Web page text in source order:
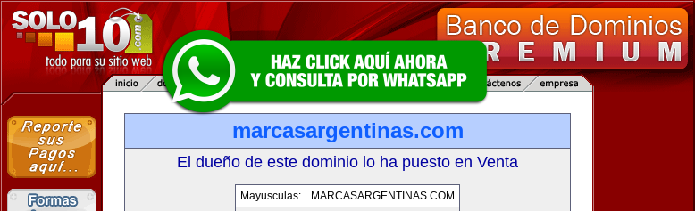
marcasargentinas.com
El dueño de este dominio lo ha puesto en Venta
Mayusculas:
MARCASARGENTINAS.COM